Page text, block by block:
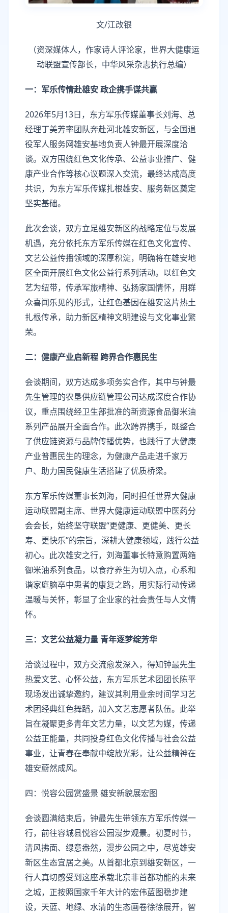
文/江改银
（资深媒体人，作家诗人评论家，世界大健康运
动联盟宣传部长，中华风采杂志执行总编）
一：军乐传情赴雄安 政企携手谋共赢
2026年5月13日，东方军乐传媒董事长刘海、总
经理丁美芳率团队奔赴河北雄安新区，与全国退
役军人服务网雄安基地负责人钟最开展深度洽
谈。双方围绕红色文化传承、公益事业推广、健
康产业合作等核心议题深入交流，最终达成高度
共识，为东方军乐传媒扎根雄安、服务新区奠定
坚实基础。
此次会谈，双方立足雄安新区的战略定位与发展
机遇，充分依托东方军乐传媒在红色文化宣传、
文艺公益传播领域的深厚积淀，明确将在雄安地
区全面开展红色文化公益行系列活动。以红色文
艺为纽带，传承军旅精神、弘扬家国情怀，用群
众喜闻乐见的形式，让红色基因在雄安这片热土
扎根传承，助力新区精神文明建设与文化事业繁
荣。
二：健康产业启新程 跨界合作惠民生
会谈期间，双方达成多项务实合作，其中与钟最
先生管理的农垦供应链管理公司达成深度合作协
议，重点围绕经卫生部批准的新资源食品御米油
系列产品展开全面合作。此次跨界携手，既整合
了供应链资源与品牌传播优势，也践行了大健康
产业普惠民生的理念，为健康产品走进千家万
户、助力国民健康生活搭建了优质桥梁。
东方军乐传媒董事长刘海，同时担任世界大健康
运动联盟副主席、世界大健康运动联盟中医药分
会会长，始终坚守联盟“更健康、更健美、更长
寿、更快乐”的宗旨，深耕大健康领域，践行公益
初心。此次雄安之行，刘海董事长特意购置两箱
御米油系列食品，以食疗养生为切入点，心系和
谐家庭脑卒中患者的康复之路，用实际行动传递
温暖与关怀，彰显了企业家的社会责任与人文情
怀。
三：文艺公益凝力量 青年逐梦绽芳华
洽谈过程中，双方交流愈发深入，得知钟最先生
热爱文艺、心怀公益，东方军乐艺术团团长陈平
现场发出诚挚邀约，建议其利用业余时间学习艺
术团经典红色舞蹈，加入文艺志愿者队伍。此举
旨在凝聚更多青年文艺力量，以文艺为媒，传递
公益正能量，共同投身红色文化传播与社会公益
事业，让青春在奉献中绽放光彩，让公益精神在
雄安蔚然成风。
四：悦容公园赏盛景 雄安新貌展宏图
会谈圆满结束后，钟最先生带领东方军乐传媒一
行，前往容城县悦容公园漫步观景。初夏时节，
清风拂面、绿意盎然，漫步公园之中，尽览雄安
新区生态宜居之美。从首都北京到雄安新区，一
行人真切感受到这座承载北京非首都功能的未来
之城，正按照国家千年大计的宏伟蓝图稳步建
设，天蓝、地绿、水清的生态画卷徐徐展开，智